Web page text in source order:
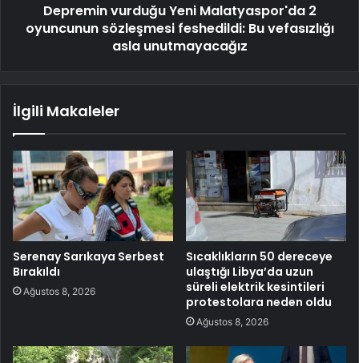
Depremin vurduğu Yeni Malatyaspor'da 2
oyuncunun sözleşmesi feshedildi: Bu vefasızlığı
asla unutmayacağız
İlgili Makaleler
Serenay Sarıkaya Serbest
Bırakıldı
Ağustos 8, 2026
Sıcaklıkların 50 dereceye
ulaştığı Libya’da uzun
süreli elektrik kesintileri
protestolara neden oldu
Ağustos 8, 2026